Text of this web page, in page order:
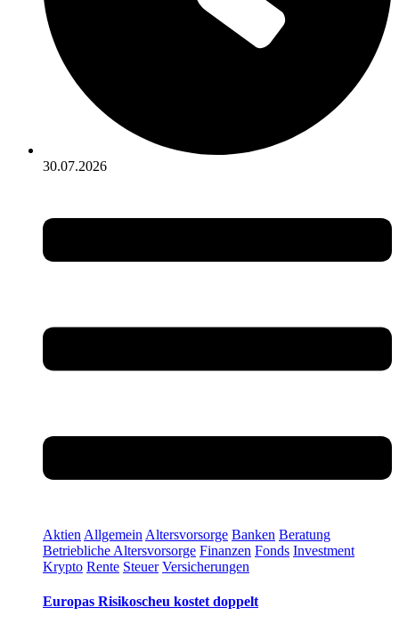
30.07.2026
Aktien Allgemein Altersvorsorge Banken Beratung
Betriebliche Altersvorsorge Finanzen Fonds Investment
Krypto Rente Steuer Versicherungen
Europas Risikoscheu kostet doppelt